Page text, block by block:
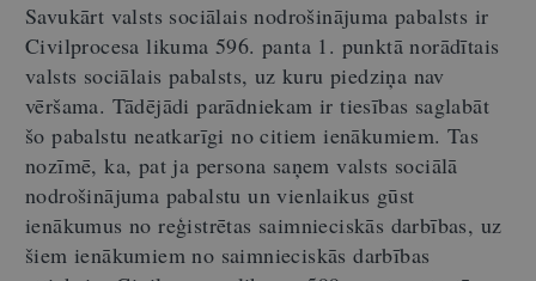
Savukārt valsts sociālais nodrošinājuma pabalsts ir
Civilprocesa likuma 596. panta 1. punktā norādītais
valsts sociālais pabalsts, uz kuru piedziņa nav
vēršama. Tādējādi parādniekam ir tiesības saglabāt
šo pabalstu neatkarīgi no citiem ienākumiem. Tas
nozīmē, ka, pat ja persona saņem valsts sociālā
nodrošinājuma pabalstu un vienlaikus gūst
ienākumus no reģistrētas saimnieciskās darbības, uz
šiem ienākumiem no saimnieciskās darbības